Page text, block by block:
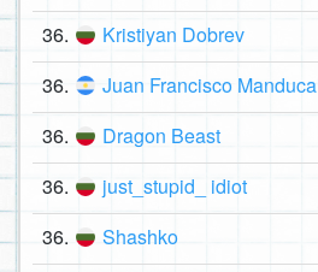
36. Kristiyan Dobrev
36. Juan Francisco Manduca
36. Dragon Beast
36. just_stupid_ idiot
36. Shashko